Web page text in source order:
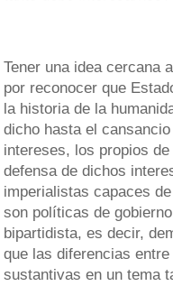
Tener una idea cercana
por reconocer que
la historia de la
dicho hasta el
intereses, los propios
defensa de dichos
imperialistas capaces
son políticas de
bipartidista, es decir,
que las diferencias
sustantivas en un tema